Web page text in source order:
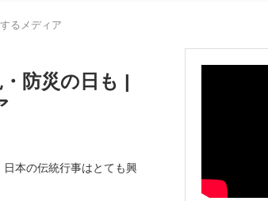
るメディア
防災の日も |
本の伝統行事はとても興